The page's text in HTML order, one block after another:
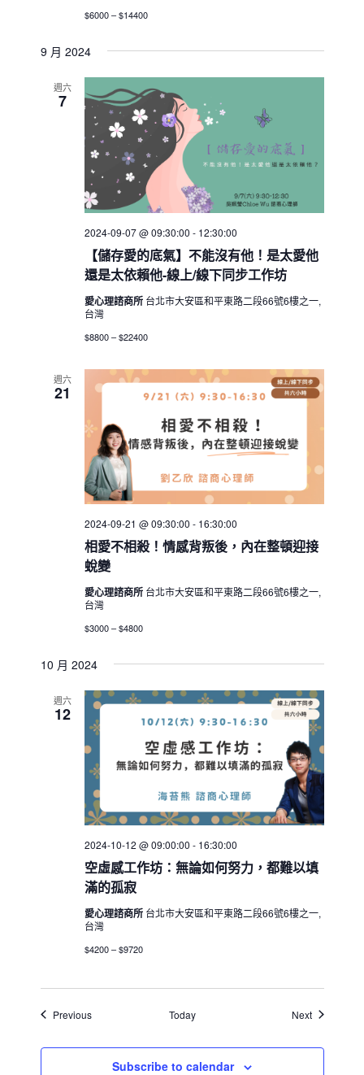
$6000 – $14400
9 月 2024
週六
7
【儲存愛的底氣】不能沒有他！是太愛他
還是太依賴他-線上/線下同步工作坊
2024-09-07 @ 09:30:00 - 12:30:00
愛心理諮商所 台北市大安區和平東路二段66號6樓之一,
台灣
$8800 – $22400
週六
21
相愛不相殺！情感背叛後，內在整頓迎接
蛻變
2024-09-21 @ 09:30:00 - 16:30:00
愛心理諮商所 台北市大安區和平東路二段66號6樓之一,
台灣
$3000 – $4800
10 月 2024
週六
12
空虛感工作坊：無論如何努力，都難以填
滿的孤寂
2024-10-12 @ 09:00:00 - 16:30:00
愛心理諮商所 台北市大安區和平東路二段66號6樓之一,
台灣
$4200 – $9720
PreviousEvents Today NextEvents
Subscribe to calendar